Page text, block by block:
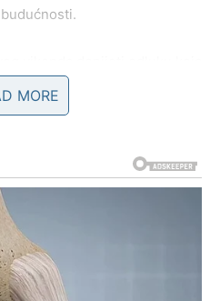
njihov životni put.
MORE